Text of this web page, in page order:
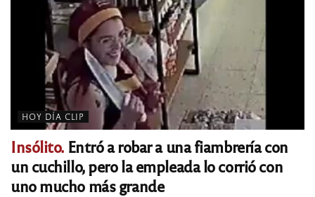
HOY DÍA CLIP
Insólito. Entró a robar a una fiambrería con
un cuchillo, pero la empleada lo corrió con
uno mucho más grande